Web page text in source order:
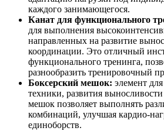
каждого занимающегося.
Канат для функционального
для выполнения
направленных на развитие
координации. Это отличный
функционального тренинга,
разнообразить тренировочный
Боксерский мешок: элемент
техники, развития
мешок позволяет выполнять
комбинаций, улучшая кардио-
единоборств.